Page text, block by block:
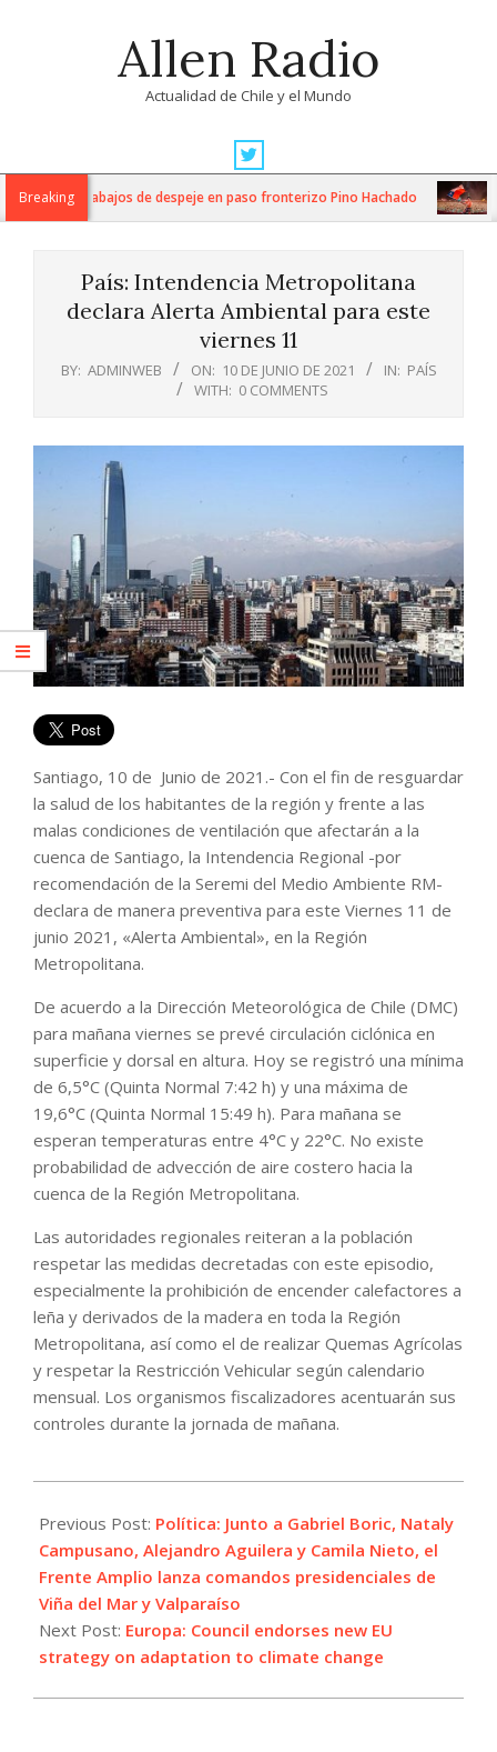
Allen Radio
Actualidad de Chile y el Mundo
Navigation
MenuBreaking
intensos trabajos de despeje en paso fronterizo Pino Hachado
País: Intendencia Metropolitana
declara Alerta Ambiental para este
viernes 11
BY: ADMINWEB ON: 10 DE JUNIO DE 2021 IN: PAÍS
WITH: 0 COMMENTS
Santiago, 10 de Junio de 2021.- Con el fin de resguardar
la salud de los habitantes de la región y frente a las
malas condiciones de ventilación que afectarán a la
cuenca de Santiago, la Intendencia Regional -por
recomendación de la Seremi del Medio Ambiente RM-
declara de manera preventiva para este Viernes 11 de
junio 2021, «Alerta Ambiental», en la Región
Metropolitana.
De acuerdo a la Dirección Meteorológica de Chile (DMC)
para mañana viernes se prevé circulación ciclónica en
superficie y dorsal en altura. Hoy se registró una mínima
de 6,5°C (Quinta Normal 7:42 h) y una máxima de
19,6°C (Quinta Normal 15:49 h). Para mañana se
esperan temperaturas entre 4°C y 22°C. No existe
probabilidad de advección de aire costero hacia la
cuenca de la Región Metropolitana.
Las autoridades regionales reiteran a la población
respetar las medidas decretadas con este episodio,
especialmente la prohibición de encender calefactores a
leña y derivados de la madera en toda la Región
Metropolitana, así como el de realizar Quemas Agrícolas
y respetar la Restricción Vehicular según calendario
mensual. Los organismos fiscalizadores acentuarán sus
controles durante la jornada de mañana.
06-
10
Previous Post: Política: Junto a Gabriel Boric, Nataly
Campusano, Alejandro Aguilera y Camila Nieto, el
Frente Amplio lanza comandos presidenciales de
Viña del Mar y Valparaíso
Next Post: Europa: Council endorses new EU
strategy on adaptation to climate change